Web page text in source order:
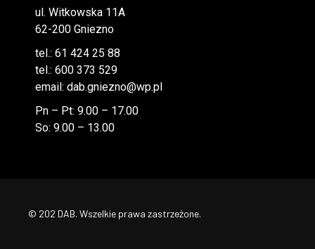
ul. Witkowska 11A
62-200 Gniezno
tel.: 61 424 25 88
tel.: 600 373 529
email: dab.gniezno@wp.pl
Pn – Pt: 9.00 – 17.00
So: 9.00 – 13.00
© 202 DAB. Wszelkie prawa zastrzeżone.